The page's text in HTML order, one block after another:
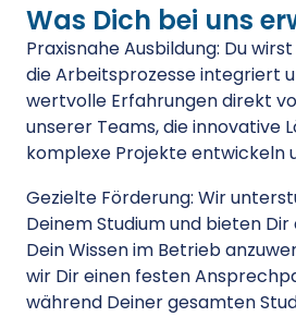
Was Dich bei uns
Praxisnahe Ausbildung: Du
die Arbeitsprozesse integriert
wertvolle Erfahrungen direkt
unserer Teams, die innovative
komplexe Projekte entwickeln
Gezielte Förderung: Wir
Deinem Studium und bieten
Dein Wissen im Betrieb
wir Dir einen festen
während Deiner gesamten